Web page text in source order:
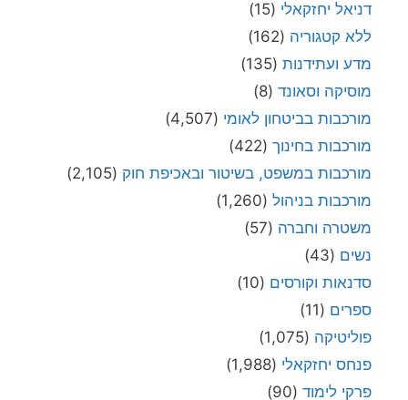
דניאל יחזקאלי (15)
ללא קטגוריה (162)
מדע ועתידנות (135)
מוסיקה וסאונד (8)
מורכבות בביטחון לאומי (4,507)
מורכבות בחינוך (422)
מורכבות במשפט, בשיטור ובאכיפת חוק (2,105)
מורכבות בניהול (1,260)
משטרה וחברה (57)
נשים (43)
סדנאות וקורסים (10)
ספרים (11)
פוליטיקה (1,075)
פנחס יחזקאלי (1,988)
פרקי לימוד (90)